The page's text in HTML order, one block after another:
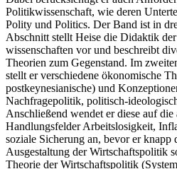
Politikwissenschaft, wie deren
Polity und Politics. Der Band ist in
Abschnitt stellt Heise die Didaktik
wissenschaften vor und beschreibt
Theorien zum Gegenstand. Im
stellt er verschiedene ökonomische
postkeynesianische) und
Nachfragepolitik, politisch-
Anschließend wendet er diese auf die
Handlungsfelder Arbeitslosigkeit,
soziale Sicherung an, bevor er knapp
Ausgestaltung der Wirtschaftspolitik
Theorie der Wirtschaftspolitik